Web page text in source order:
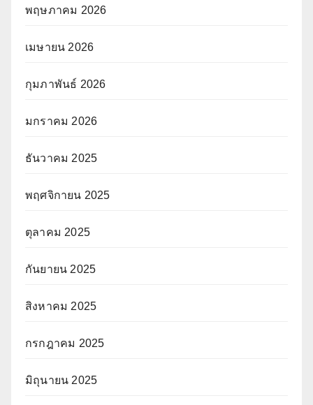
พฤษภาคม 2026
เมษายน 2026
กุมภาพันธ์ 2026
มกราคม 2026
ธันวาคม 2025
พฤศจิกายน 2025
ตุลาคม 2025
กันยายน 2025
สิงหาคม 2025
กรกฎาคม 2025
มิถุนายน 2025